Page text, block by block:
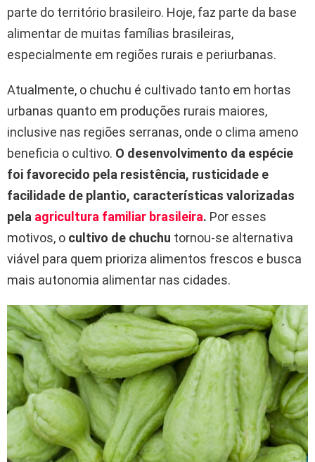
parte do território brasileiro. Hoje, faz parte da base
alimentar de muitas famílias brasileiras,
especialmente em regiões rurais e periurbanas.
Atualmente, o chuchu é cultivado tanto em hortas
urbanas quanto em produções rurais maiores,
inclusive nas regiões serranas, onde o clima ameno
beneficia o cultivo. O desenvolvimento da espécie
foi favorecido pela resistência, rusticidade e
facilidade de plantio, características valorizadas
pela agricultura familiar brasileira. Por esses
motivos, o cultivo de chuchu tornou-se alternativa
viável para quem prioriza alimentos frescos e busca
mais autonomia alimentar nas cidades.